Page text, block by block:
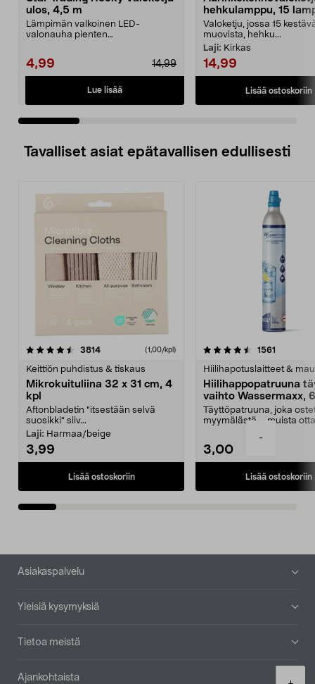
-
ulos, 4,5 m
Lämpimän valkoinen LED-
valonauha pienten
4,99 14,99
Lue lisää
hehkulamppu, 15
7,2 m
Valoketju, jossa 15
muovista, hehku...
Laji: Kirkas
14,99
Lisää ostoskoriin
Tavalliset asiat epätavallisen edullisesti
3814arvostelut (1,00/kpl)
Keittiön puhdistus & tiskaus
Mikrokuituliina 32 x 31 cm, 4
kpl
Aftonbladetin "itsestään selvä
suosikki" siiv...
Laji: Harmaa/beige
3,99
Lisää ostoskoriin
4.5viidestä
1561
Hiilihapotuslaitteet &
Hiilihappopatruuna
vaihto Wassermaxx,
Täyttöpatruuna, joka
myymälästä – muista
3,00
Lisää ostoskoriin
4.5viidestä
Alatunniste
Asiakaspalvelu
Yleisiä kysymyksiä
Tietoa meistä
Ajankohtaista